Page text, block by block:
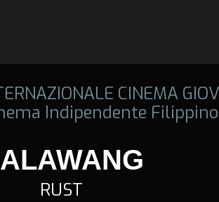
CINEMA
Indipendente Filippino
RUST